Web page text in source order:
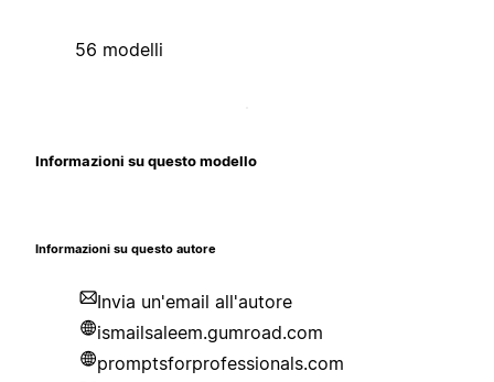
56 modelli
Informazioni su questo modello
Informazioni su questo autore
Invia un'email all'autore
ismailsaleem.gumroad.com
promptsforprofessionals.com